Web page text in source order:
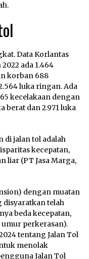
Data Korlantas
ada 1.464
korban 688
luka ringan. Ada
kecelakaan dengan
berat dan 2.971 luka
di jalan tol adalah
kecepatan,
liar (PT Jasa Marga,
dengan muatan
disyaratkan telah
beda kecepatan,
umur perkerasan).
tentang Jalan Tol
menolak
Jalan Tol